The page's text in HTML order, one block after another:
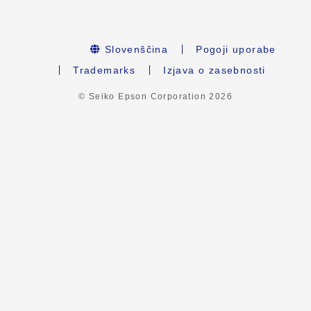
Slovenščina
Pogoji uporabe
Trademarks
Izjava o zasebnosti
© Seiko Epson Corporation2026